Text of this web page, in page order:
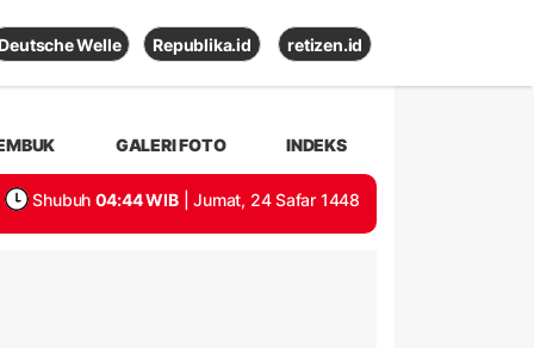
Deutsche Welle Republika.id retizen.id
GALERI FOTO INDEKS
Shubuh 04:44 WIB | Jumat, 24 Safar 1448